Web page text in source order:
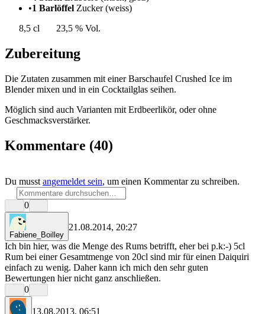
•1 Barlöffel Zucker (weiss)
8,5 cl
23,5 % Vol.
Zubereitung
Die Zutaten zusammen mit einer Barschaufel Crushed Ice im
Blender mixen und in ein Cocktailglas seihen.
Möglich sind auch Varianten mit Erdbeerlikör, oder ohne
Geschmacksverstärker.
Kommentare (40)
Du musst angemeldet sein, um einen Kommentar zu schreiben.
0
Fabiene_Boilley
21.08.2014, 20:27
Ich bin hier, was die Menge des Rums betrifft, eher bei p.k:-) 5cl
Rum bei einer Gesamtmenge von 20cl sind mir für einen Daiquiri
einfach zu wenig. Daher kann ich mich den sehr guten
Bewertungen hier nicht ganz anschließen.
0
13.08.2013, 06:51